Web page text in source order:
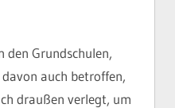
den Grundschulen,
auch betroffen,
draußen verlegt, um